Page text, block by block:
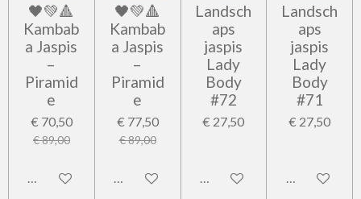
🖤💚🔺
Kambab
a Jaspis
–
Piramid
e
€ 70,50
€ 89,00
In winkelwagen
🖤💚🔺
Kambab
a Jaspis
–
Piramid
e
€ 77,50
€ 89,00
In winkelwagen
Landsch
aps
jaspis
Lady
Body
#72
€ 27,50
In winkelwagen
Landsch
aps
jaspis
Lady
Body
#71
€ 27,50
In